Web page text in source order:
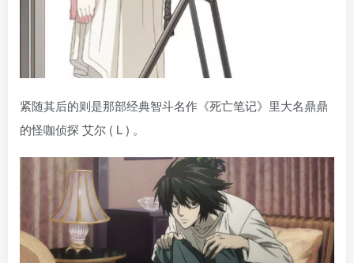
紧随其后的则是那部经典智斗名作《死亡笔记》里大名鼎鼎
的怪咖侦探 艾尔 ( L ) 。